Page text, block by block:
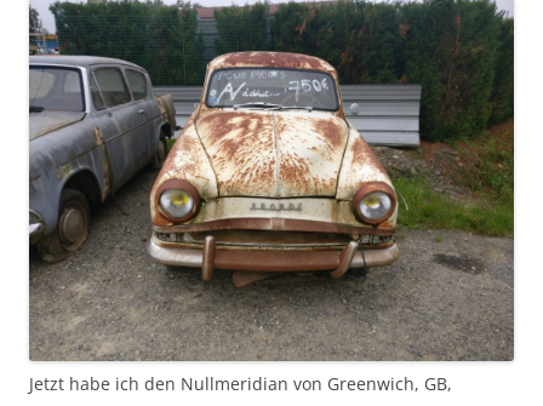
Jetzt habe ich den Nullmeridian von Greenwich, GB,